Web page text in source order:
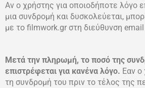
Αν ο χρήστης για οποιοδήποτε λόγο
μια συνδρομή και δυσκολεύεται,
με το filmwork.gr στη διεύθυνση
Μετά την πληρωμή, το ποσό της
επιστρέφεται για κανένα λόγο. Εαν ο
τη συνδρομή του πριν το τέλος της